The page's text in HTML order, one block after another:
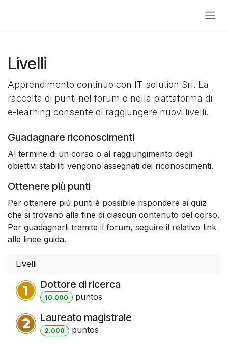
Livelli
Apprendimento continuo con IT solution Srl. La
raccolta di punti nel forum o nella piattaforma di
e-learning consente di raggiungere nuovi livelli.
Guadagnare riconoscimenti
Al termine di un corso o al raggiungimento degli
obiettivi stabiliti vengono assegnati dei riconoscimenti.
Ottenere più punti
Per ottenere più punti è possibile rispondere ai quiz
che si trovano alla fine di ciascun contenuto del corso.
Per guadagnarli tramite il forum, seguire il relativo link
alle linee guida.
Livelli
Dottore di ricerca
10.000 puntos
Laureato magistrale
2.000 puntos